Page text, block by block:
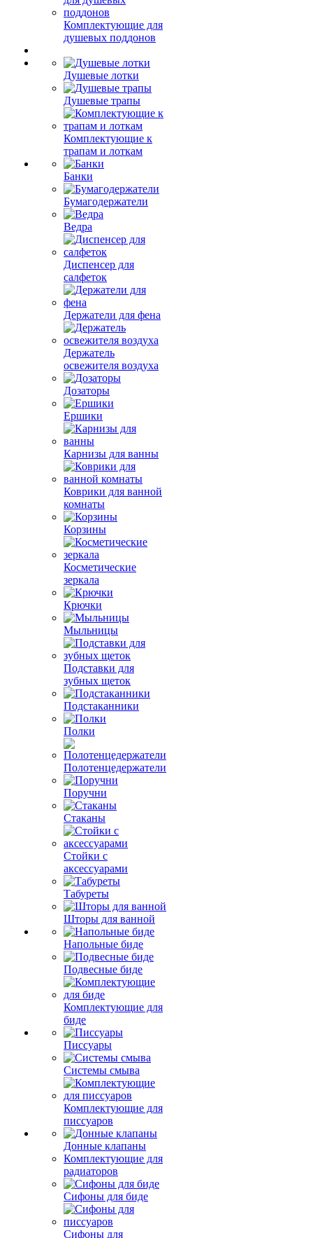
Комплектующие для
душевых поддонов
Душевые лотки
Душевые трапы
Комплектующие к
трапам и лоткам
Банки
Бумагодержатели
Ведра
Диспенсер для
салфеток
Держатели для фена
Держатель
освежителя воздуха
Дозаторы
Ершики
Карнизы для ванны
Коврики для ванной
комнаты
Корзины
Косметические
зеркала
Крючки
Мыльницы
Подставки для
зубных щеток
Подстаканники
Полки
Полотенцедержатели
Поручни
Стаканы
Стойки с
аксессуарами
Табуреты
Шторы для ванной
Напольные биде
Подвесные биде
Комплектующие для
биде
Писсуары
Системы смыва
Комплектующие для
писсуаров
Донные клапаны
Комплектующие для
радиаторов
Сифоны для биде
Сифоны для